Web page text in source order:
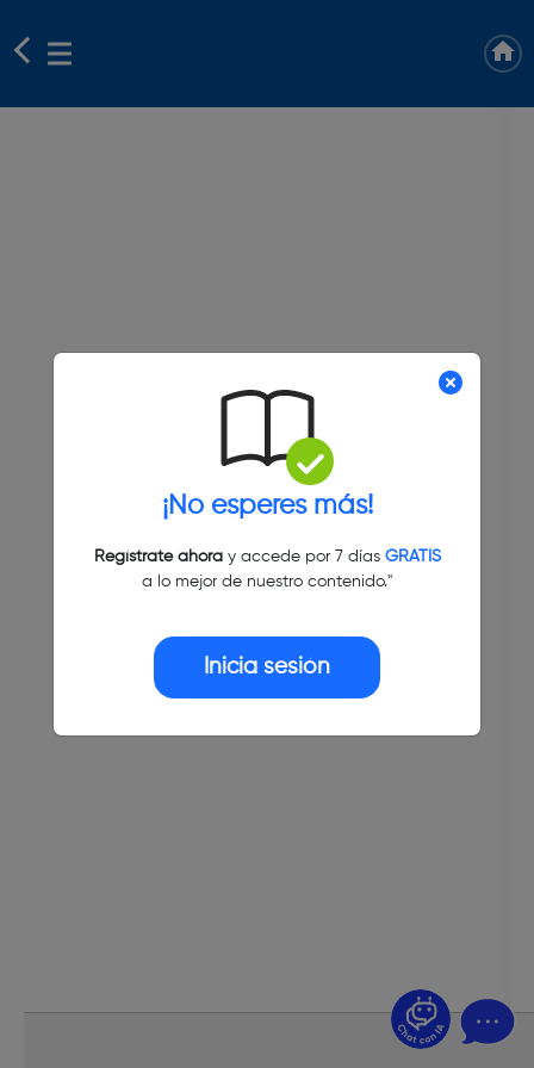
¡No esperes más!
Regístrate ahoray accede por 7 días GRATIS
a lo mejor de nuestro contenido."
Inicia sesión